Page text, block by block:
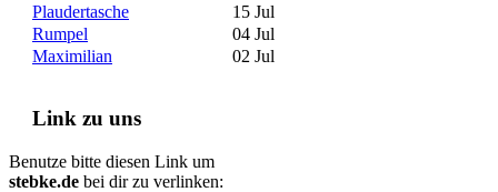
Plaudertasche
15 Jul
Rumpel
04 Jul
Maximilian
02 Jul
Link zu uns
Benutze bitte diesen Link um
stebke.de bei dir zu verlinken: